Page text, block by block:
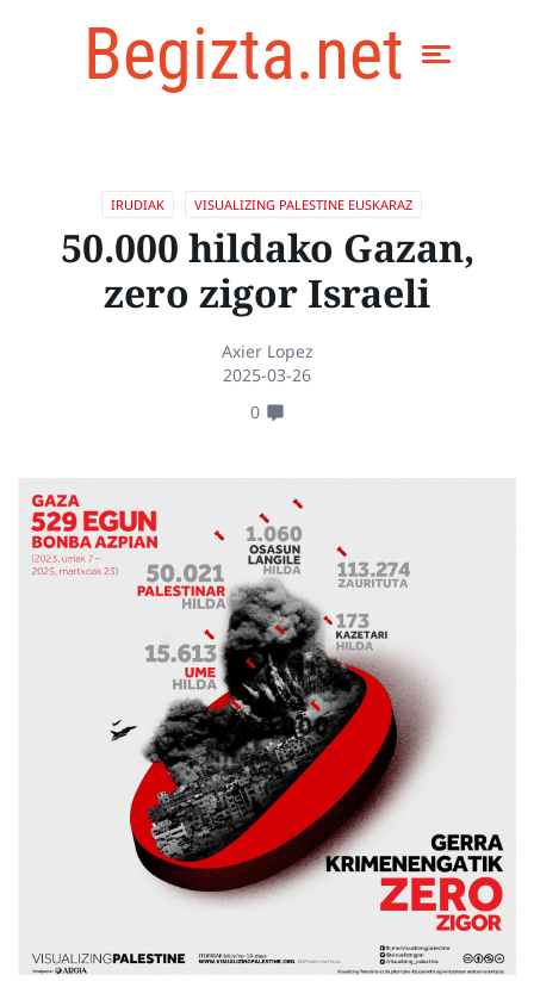
Begizta.net
IRUDIAK VISUALIZING PALESTINE EUSKARAZ
50.000 hildako Gazan,
zero zigor Israeli
Axier Lopez
2025-03-26
0